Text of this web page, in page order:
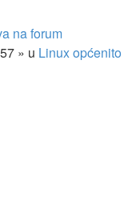
na forum
» u Linux općenito